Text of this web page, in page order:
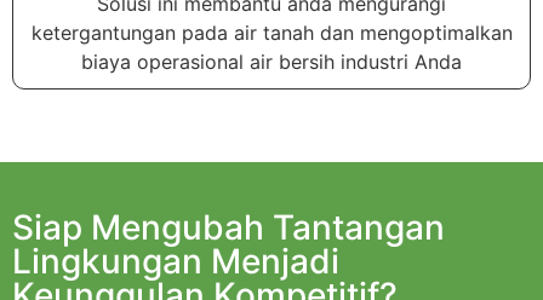
ketergantungan pada air tanah dan mengoptimalkan
biaya operasional air bersih industri Anda
Siap Mengubah Tantangan
Lingkungan Menjadi